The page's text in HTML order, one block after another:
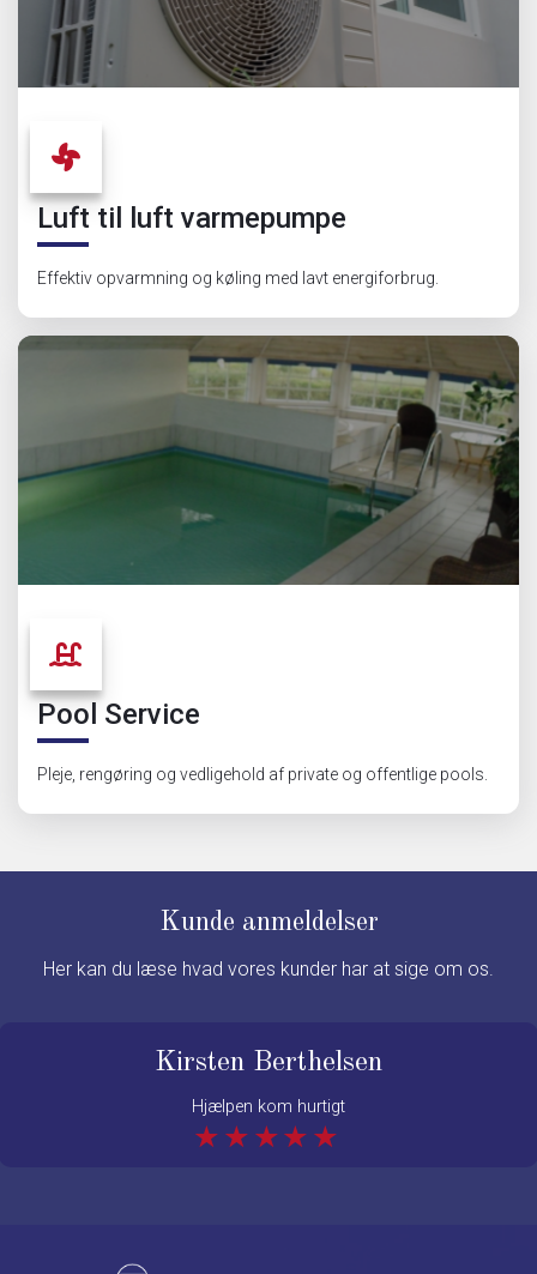
Luft til luft varmepumpe
Effektiv opvarmning og køling med lavt energiforbrug.
Pool Service
Pleje, rengøring og vedligehold af private og offentlige pools.
Kunde anmeldelser
Her kan du læse hvad vores kunder har at sige om os.
Kirsten Berthelsen
Hjælpen kom hurtigt